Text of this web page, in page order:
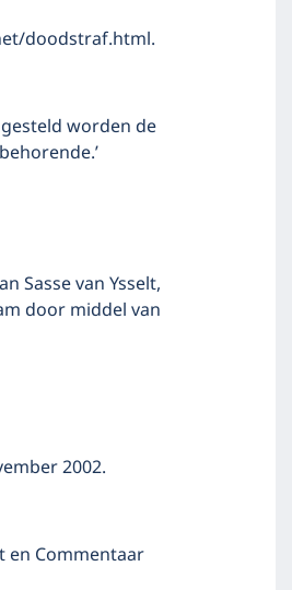
doodstraf.html.
worden de
Sasse van Ysselt,
door middel van
2002.
en Commentaar